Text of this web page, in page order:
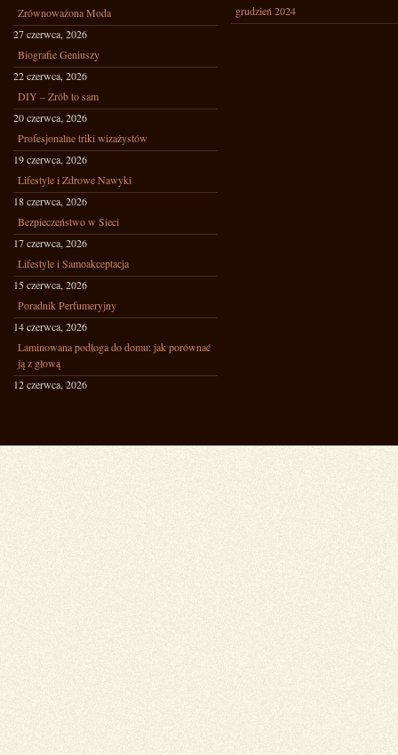
Zrównoważona Moda
27 czerwca, 2026
Biografie Geniuszy
22 czerwca, 2026
DIY – Zrób to sam
20 czerwca, 2026
Profesjonalne triki wizażystów
19 czerwca, 2026
Lifestyle i Zdrowe Nawyki
18 czerwca, 2026
Bezpieczeństwo w Sieci
17 czerwca, 2026
Lifestyle i Samoakceptacja
15 czerwca, 2026
Poradnik Perfumeryjny
14 czerwca, 2026
Laminowana podłoga do domu: jak porównać
ją z głową
12 czerwca, 2026
grudzień 2024